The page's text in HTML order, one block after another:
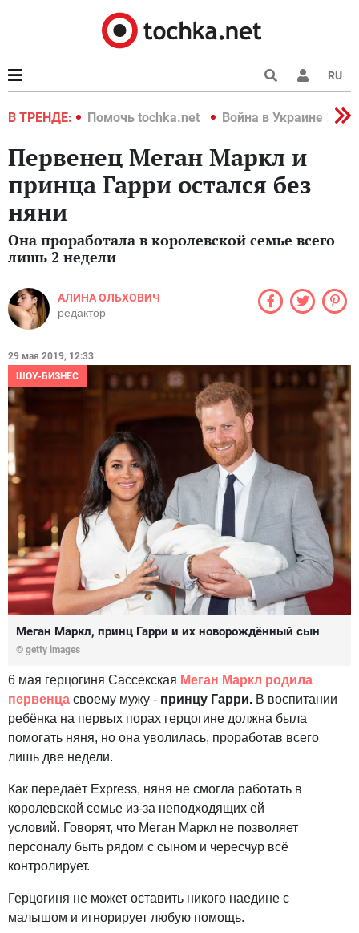
RU
В ТРЕНДЕ:
2022 Помочь tochka.net Война в Украине 2022
Первенец Меган Маркл и
принца Гарри остался без
няни
Она проработала в королевской семье всего
лишь 2 недели
АЛИНА ОЛЬХОВИЧ
редактор
29 мая 2019, 12:33
ШОУ-БИЗНЕС
Меган Маркл, принц Гарри и их новорождённый сын
© getty images
6 мая герцогиня Сассекская Меган Маркл родила
первенца своему мужу - принцу Гарри. В воспитании
ребёнка на первых порах герцогине должна была
помогать няня, но она уволилась, проработав всего
лишь две недели.
Как передаёт Express, няня не смогла работать в
королевской семье из-за неподходящих ей
условий. Говорят, что Меган Маркл не позволяет
персоналу быть рядом с сыном и чересчур всё
контролирует.
Герцогиня не может оставить никого наедине с
малышом и игнорирует любую помощь.